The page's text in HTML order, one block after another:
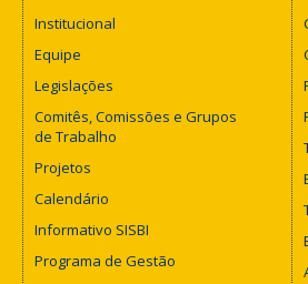
Institucional
Equipe
Legislações
Comitês, Comissões e Grupos
de Trabalho
Projetos
Calendário
Informativo SISBI
Programa de Gestão